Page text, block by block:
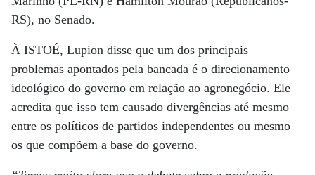
RS), no Senado.
À ISTOÉ, Lupion disse que um dos principais
problemas apontados pela bancada é o direcionamento
ideológico do governo em relação ao agronegócio. Ele
acredita que isso tem causado divergências até mesmo
entre os políticos de partidos independentes ou mesmo
os que compõem a base do governo.